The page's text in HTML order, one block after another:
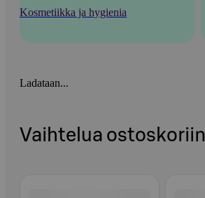
Kosmetiikka ja hygienia
Ladataan...
Vaihtelua ostoskoriin